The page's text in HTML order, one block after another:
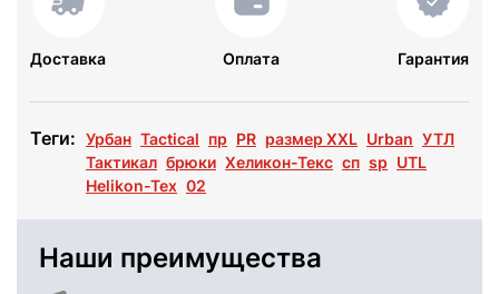
Доставка Оплата Гарантия
Теги: Урбан Tactical пр PR размер XXL Urban УТЛ
Тактикал брюки Хеликон-Текс сп sp UTL
Helikon-Tex 02
Наши преимущества